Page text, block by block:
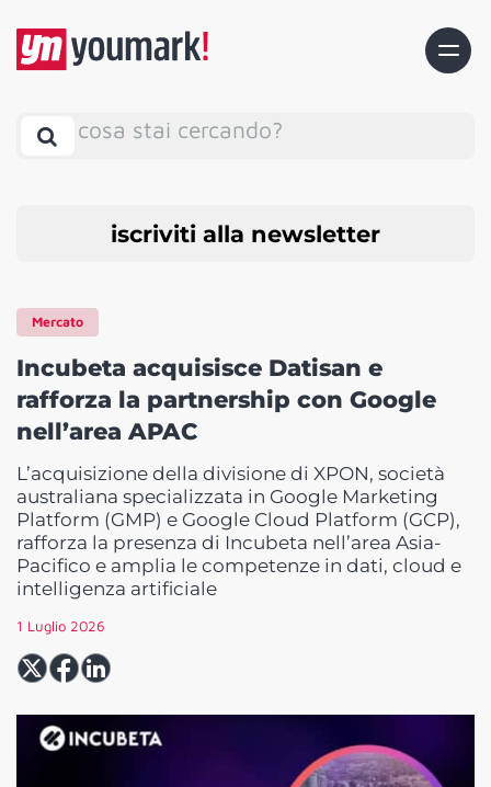
cosa stai cercando?
iscriviti alla newsletter
Mercato
Incubeta acquisisce Datisan e
rafforza la partnership con Google
nell’area APAC
L’acquisizione della divisione di XPON, società
australiana specializzata in Google Marketing
Platform (GMP) e Google Cloud Platform (GCP),
rafforza la presenza di Incubeta nell’area Asia-
Pacifico e amplia le competenze in dati, cloud e
intelligenza artificiale
1 Luglio 2026